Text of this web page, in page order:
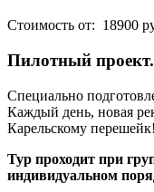
Стоимость от: 18900
Пилотный проект.
Специально
Каждый день, новая
Карельскому
Тур проходит при
индивидуальном